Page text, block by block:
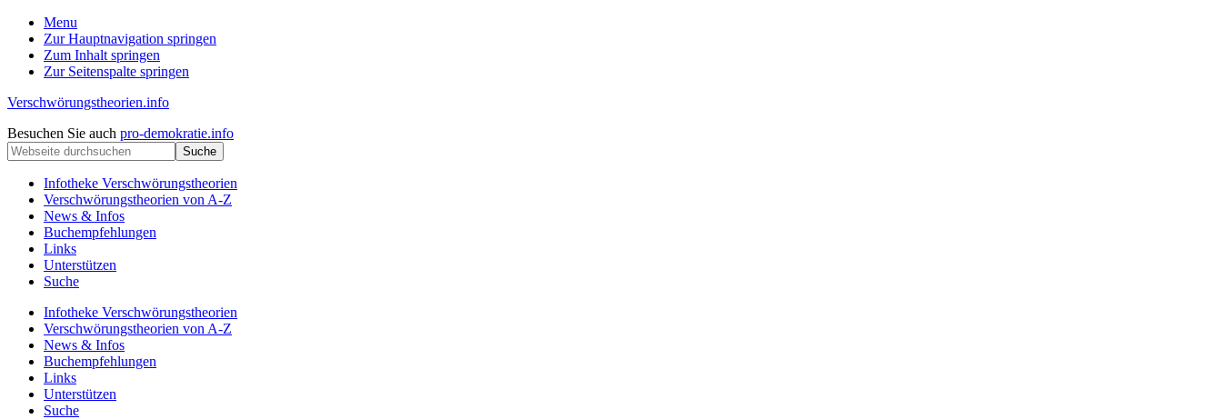
Menu
Zur Hauptnavigation springen
Zum Inhalt springen
Zur Seitenspalte springen
Verschwörungstheorien.info
Beiträge
zu
Merkmalen,
Funktionen
Risiken
konspirationistischen
Denkens
Kopfzeile
rechts
Besuchen Sie auch pro-demokratie.info
Webseite
durchsuchen
Infotheke Verschwörungstheorien
Verschwörungstheorien von A-Z
News & Infos
Buchempfehlungen
Links
Unterstützen
Suche
Infotheke Verschwörungstheorien
Verschwörungstheorien von A-Z
News & Infos
Buchempfehlungen
Links
Unterstützen
Suche